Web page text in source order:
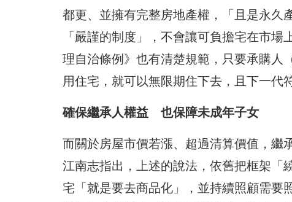
都更、並擁有完整房地產權，「且是永久
「嚴謹的制度」，不會讓可負擔宅在市
理自治條例》也有清楚規範，只要承購人
用住宅，就可以無限期住下去，且下一代
確保繼承人權益 也保障未成年子女
而關於房屋市價若漲、超過清算價值，繼
江南志指出，上述的說法，依舊把框架「
宅「就是要去商品化」，並持續照顧需要